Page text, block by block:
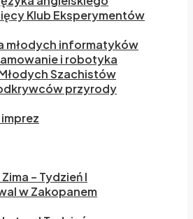
Klub Eksperymentów
młodych informatyków
i robotyka
Szachistów
przyrody
– Tydzień I
w Zakopanem